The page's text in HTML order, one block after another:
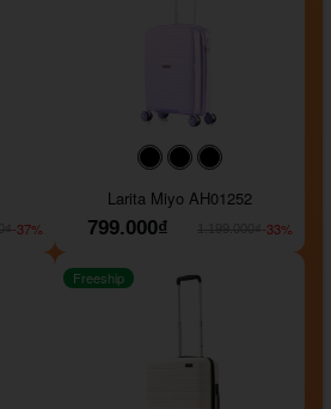
-37%
#000000#000000
Larita Miyo AH01252
799.000₫
-33%
Freeship